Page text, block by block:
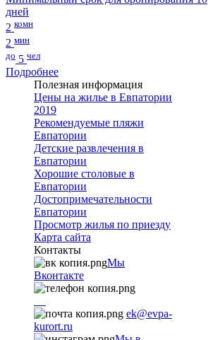
дней
2 комн
2 мин
до 5 чел
Подробнее
Полезная информация
Цены на жилье в Евпатории
2019
Рекомендуемые пляжи
Евпатории
Детские развлечения в
Евпатории
Хорошие столовые в
Евпатории
Достопримечательности
Евпатории
Просмотр жилья по приезду
Карта сайта
Контакты
Мы
Вконтакте
ek@evpa-
kurort.ru